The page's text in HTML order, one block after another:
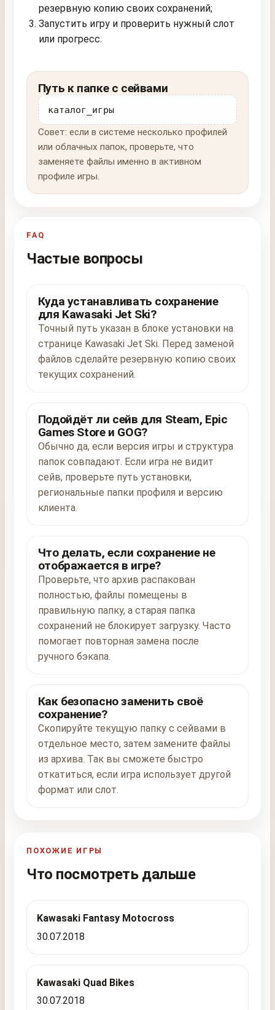
резервную копию своих сохранений;
Запустить игру и проверить нужный слот
или прогресс.
Путь к папке с сейвами
каталог_игры
Совет: если в системе несколько профилей
или облачных папок, проверьте, что
заменяете файлы именно в активном
профиле игры.
FAQ
Частые вопросы
Куда устанавливать сохранение
для Kawasaki Jet Ski?
Точный путь указан в блоке установки на
странице Kawasaki Jet Ski. Перед заменой
файлов сделайте резервную копию своих
текущих сохранений.
Подойдёт ли сейв для Steam, Epic
Games Store и GOG?
Обычно да, если версия игры и структура
папок совпадают. Если игра не видит
сейв, проверьте путь установки,
региональные папки профиля и версию
клиента.
Что делать, если сохранение не
отображается в игре?
Проверьте, что архив распакован
полностью, файлы помещены в
правильную папку, а старая папка
сохранений не блокирует загрузку. Часто
помогает повторная замена после
ручного бэкапа.
Как безопасно заменить своё
сохранение?
Скопируйте текущую папку с сейвами в
отдельное место, затем замените файлы
из архива. Так вы сможете быстро
откатиться, если игра использует другой
формат или слот.
ПОХОЖИЕ ИГРЫ
Что посмотреть дальше
Kawasaki Fantasy Motocross
30.07.2018
Kawasaki Quad Bikes
30.07.2018